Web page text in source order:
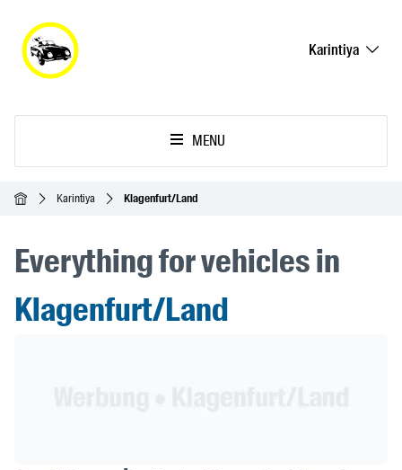
Karintiya
MENU
Ana SayfaKarintiya Klagenfurt/Land
Everything for vehicles in
Klagenfurt/Land